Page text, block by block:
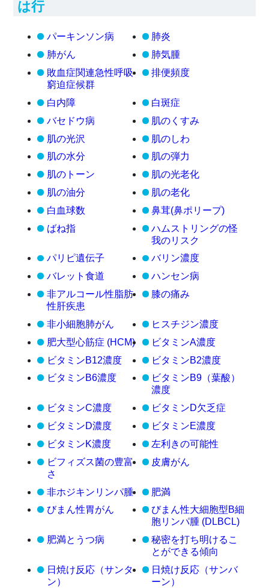
は行
パーキンソン病
肺炎
肺がん
肺気腫
敗血症関連急性呼吸
窮迫症候群
排便頻度
白内障
白斑症
バセドウ病
肌のくすみ
肌の光沢
肌のしわ
肌の水分
肌の弾力
肌のトーン
肌の光老化
肌の油分
肌の老化
白血球数
鼻茸(鼻ポリープ)
ばね指
ハムストリングの怪
我のリスク
パリピ遺伝子
バリン濃度
バレット食道
ハンセン病
非アルコール性脂肪
性肝疾患
膝の痛み
非小細胞肺がん
ヒスチジン濃度
肥大型心筋症 (HCM)
ビタミンA濃度
ビタミンB12濃度
ビタミンB2濃度
ビタミンB6濃度
ビタミンB9（葉酸）
濃度
ビタミンC濃度
ビタミンD欠乏症
ビタミンD濃度
ビタミンE濃度
ビタミンK濃度
左利きの可能性
ビフィズス菌の豊富
さ
皮膚がん
非ホジキンリンパ腫
肥満
びまん性胃がん
びまん性大細胞型B細
胞リンパ腫 (DLBCL)
肥満とうつ病
秘密を打ち明けるこ
とができる傾向
日焼け反応（サンタ
ン）
日焼け反応（サンバ
ーン）